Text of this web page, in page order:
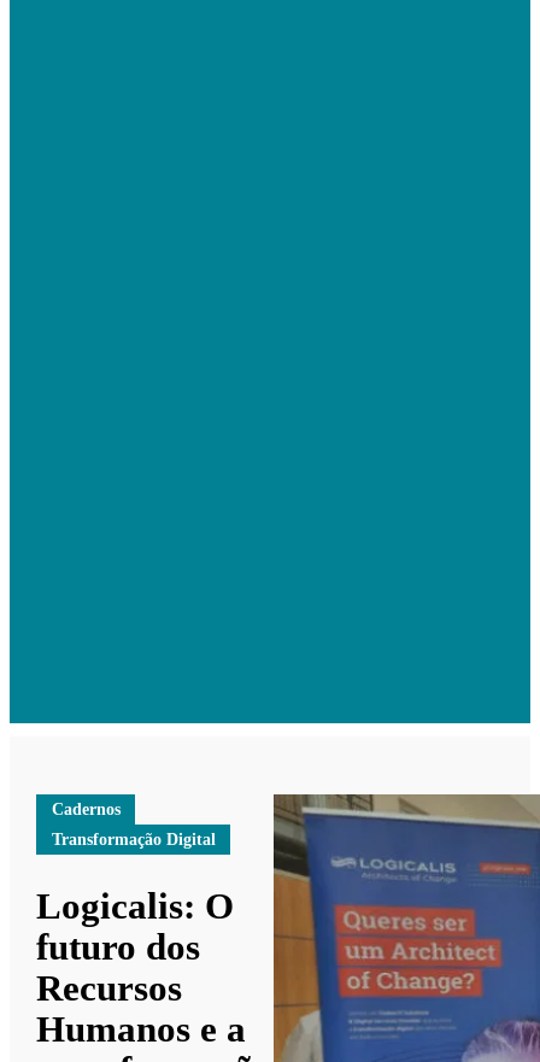
Cadernos
Transformação Digital
Logicalis: O
futuro dos
Recursos
Humanos e a